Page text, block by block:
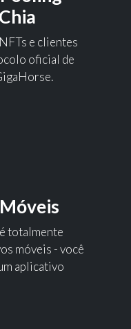
e clientes
oficial de
totalmente
móveis - você
aplicativo